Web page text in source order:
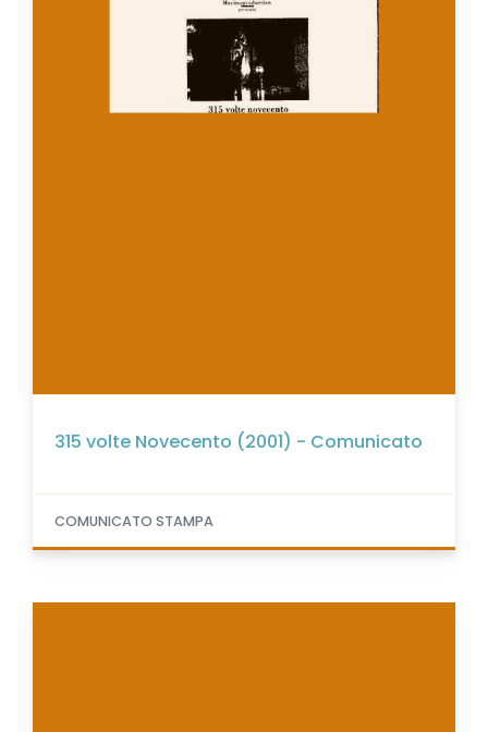
315 volte Novecento (2001) - Comunicato
COMUNICATO STAMPA